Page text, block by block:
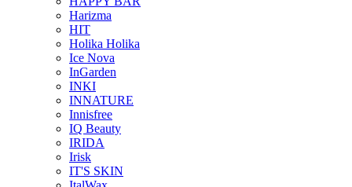
Harizma
HIT
Holika Holika
Ice Nova
InGarden
INKI
INNATURE
Innisfree
IQ Beauty
IRIDA
Irisk
IT'S SKIN